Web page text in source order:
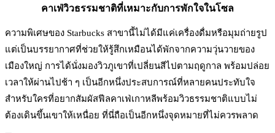
คาเฟ่วิวธรรมชาติที่เหมาะกับการพักใจในโซล
ความพิเศษของ Starbucks สาขานี้ไม่ได้มีแค่เครื่องดื่มหรือมุมถ่ายรูป
แต่เป็นบรรยากาศที่ช่วยให้รู้สึกเหมือนได้พักจากความวุ่นวายของ
เมืองใหญ่ การได้นั่งมองวิวภูเขาที่เปลี่ยนสีไปตามฤดูกาล พร้อมปล่อย
เวลาให้ผ่านไปช้า ๆ เป็นอีกหนึ่งประสบการณ์ที่หลายคนประทับใจ
สำหรับใครที่อยากสัมผัสฟีลคาเฟ่เกาหลีพร้อมวิวธรรมชาติแบบไม่
ต้องเดินขึ้นเขาให้เหนื่อย ที่นี่ถือเป็นอีกหนึ่งจุดหมายที่ไม่ควรพลาด